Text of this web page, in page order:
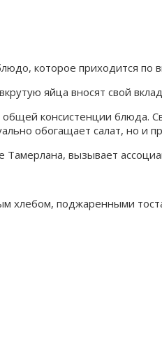
которое приходится
яйца вносят свой
консистенции блюда.
обогащает салат, но и
Тамерлана, вызывает
хлебом, поджаренными